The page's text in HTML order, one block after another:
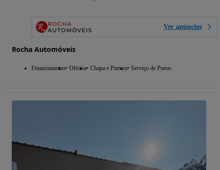
Ver anúncios
Rocha Automóveis
Financiamento Oficina Chapa e Pintura Serviço de Pneus